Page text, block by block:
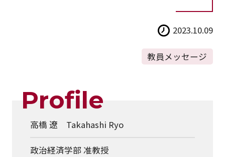
2023.10.09
教員メッセージ
Profile
高橋 遼 Takahashi Ryo
政治経済学部 准教授